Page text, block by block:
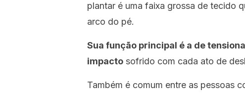
plantar é uma faixa grossa de tecido
arco do pé.
Sua função principal é a de
impacto sofrido com cada ato de
Também é comum entre as pessoas